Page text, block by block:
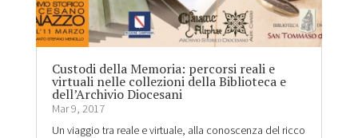
Custodi della Memoria: percorsi reali e
virtuali nelle collezioni della Biblioteca e
dell’Archivio Diocesani
Mar 9, 2017
Un viaggio tra reale e virtuale, alla conoscenza del ricco